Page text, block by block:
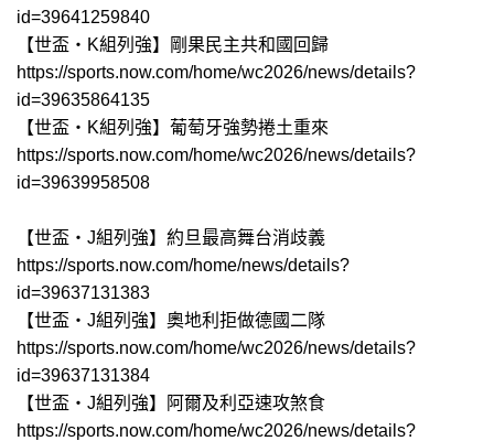
id=39641259840
【世盃‧K組列強】剛果民主共和國回歸
https://sports.now.com/home/wc2026/news/details?
id=39635864135
【世盃‧K組列強】葡萄牙強勢捲土重來
https://sports.now.com/home/wc2026/news/details?
id=39639958508
【世盃‧J組列強】約旦最高舞台消歧義
https://sports.now.com/home/news/details?
id=39637131383
【世盃‧J組列強】奧地利拒做德國二隊
https://sports.now.com/home/wc2026/news/details?
id=39637131384
【世盃‧J組列強】阿爾及利亞速攻煞食
https://sports.now.com/home/wc2026/news/details?